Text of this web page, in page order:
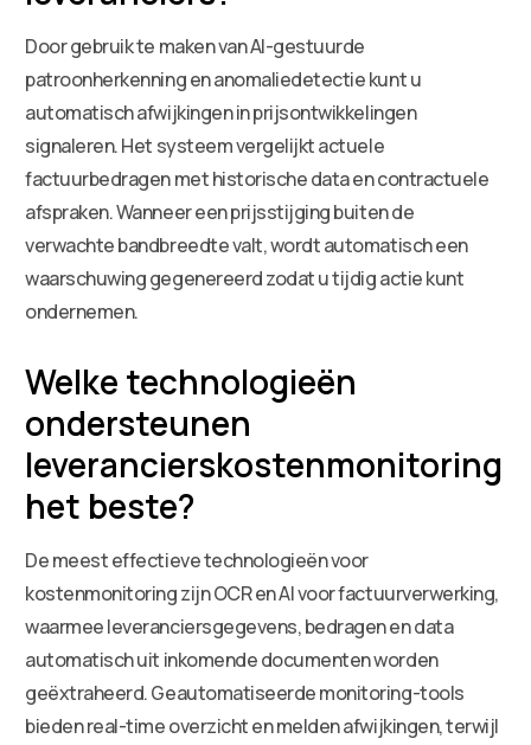
Door gebruik te maken van AI-gestuurde
patroonherkenning en anomaliedetectie kunt u
automatisch afwijkingen in prijsontwikkelingen
signaleren. Het systeem vergelijkt actuele
factuurbedragen met historische data en contractuele
afspraken. Wanneer een prijsstijging buiten de
verwachte bandbreedte valt, wordt automatisch een
waarschuwing gegenereerd zodat u tijdig actie kunt
ondernemen.
Welke technologieën
ondersteunen
leverancierskostenmonitoring
het beste?
De meest effectieve technologieën voor
kostenmonitoring zijn OCR en AI voor factuurverwerking,
waarmee leveranciersgegevens, bedragen en data
automatisch uit inkomende documenten worden
geëxtraheerd. Geautomatiseerde monitoring-tools
bieden real-time overzicht en melden afwijkingen, terwijl